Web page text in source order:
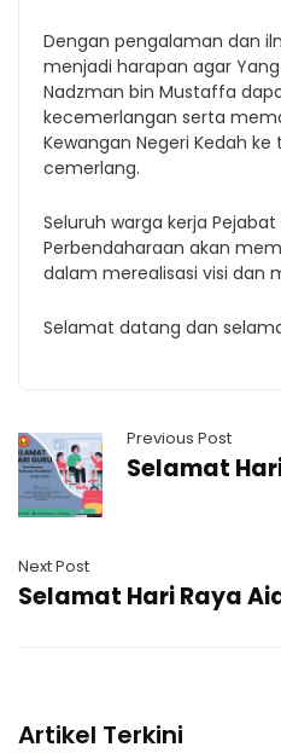
Dengan pengalaman dan
menjadi harapan agar Yang
Nadzman bin Mustaffa
kecemerlangan serta
Kewangan Negeri Kedah
cemerlang.
Seluruh warga kerja
Perbendaharaan akan
dalam merealisasi visi dan
Selamat datang dan
Previous Post
Selamat
Next Post
Selamat Hari Raya
Artikel Terkini